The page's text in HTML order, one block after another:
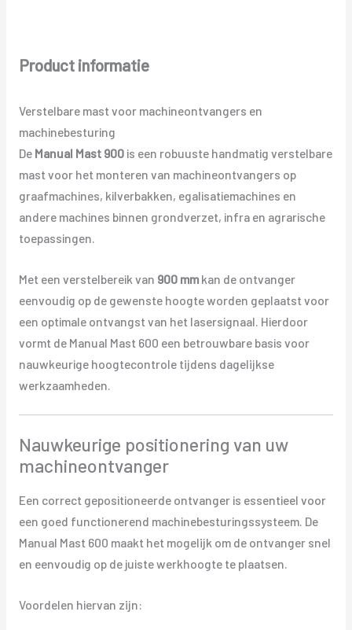
Product informatie
Verstelbare mast voor machineontvangers en
machinebesturing
De Manual Mast 900is een robuuste handmatig verstelbare
mast voor het monteren van machineontvangers op
graafmachines, kilverbakken, egalisatiemachines en
andere machines binnen grondverzet, infra en agrarische
toepassingen.
Met een verstelbereik van 900 mmkan de ontvanger
eenvoudig op de gewenste hoogte worden geplaatst voor
een optimale ontvangst van het lasersignaal. Hierdoor
vormt de Manual Mast 600 een betrouwbare basis voor
nauwkeurige hoogtecontrole tijdens dagelijkse
werkzaamheden.
Nauwkeurige positionering van uw
machineontvanger
Een correct gepositioneerde ontvanger is essentieel voor
een goed functionerend machinebesturingssysteem. De
Manual Mast 600 maakt het mogelijk om de ontvanger snel
en eenvoudig op de juiste werkhoogte te plaatsen.
Voordelen hiervan zijn: